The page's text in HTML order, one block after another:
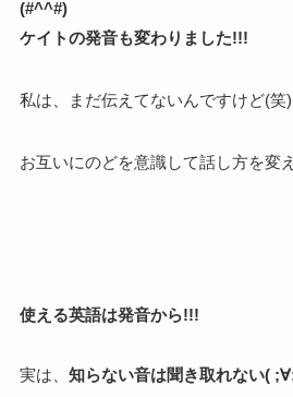
(#^^#)
ケイトの発音も変わりました!!!
私は、まだ伝えてないんですけど(笑)
お互いにのどを意識して話し方を変
使える英語は発音から!!!
実は、 知らない音は聞き取れない(